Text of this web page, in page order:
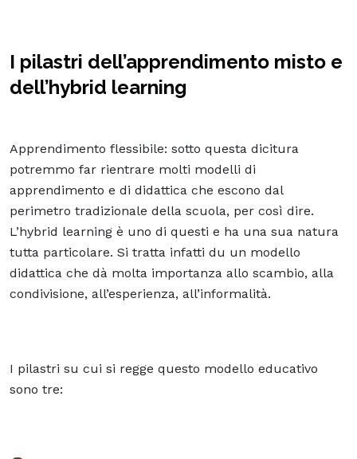
I pilastri dell’apprendimento misto e
dell’hybrid learning
Apprendimento flessibile: sotto questa dicitura
potremmo far rientrare molti modelli di
apprendimento e di didattica che escono dal
perimetro tradizionale della scuola, per così dire.
L’hybrid learning è uno di questi e ha una sua natura
tutta particolare. Si tratta infatti du un modello
didattica che dà molta importanza allo scambio, alla
condivisione, all’esperienza, all’informalità.
I pilastri su cui si regge questo modello educativo
sono tre: